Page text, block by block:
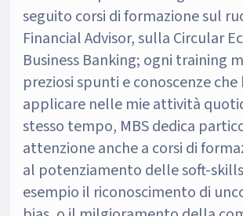
seguito corsi di formazione sul
Financial Advisor, sulla Circular
Business Banking; ogni training
preziosi spunti e conoscenze
applicare nelle mie attività
stesso tempo, MBS dedica
attenzione anche a corsi di
al potenziamento delle soft-
esempio il riconoscimento di